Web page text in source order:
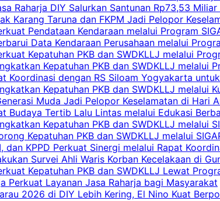
Raharja DIY Salurkan Santunan Rp73,53
Karang Taruna dan FKPM Jadi Pelopor
Pendataan Kendaraan melalui Program
Data Kendaraan Perusahaan melalui
Kepatuhan PKB dan SWDKLLJ melalui
Kepatuhan PKB dan SWDKLLJ melalui
Koordinasi dengan RS Siloam Yogyakarta
Kepatuhan PKB dan SWDKLLJ melalui
Muda Jadi Pelopor Keselamatan di Hari
Budaya Tertib Lalu Lintas melalui Edukasi
Kepatuhan PKB dan SWDKLLJ melalui
Kepatuhan PKB dan SWDKLLJ melalui
dan KPPD Perkuat Sinergi melalui Rapat
Survei Ahli Waris Korban Kecelakaan di
Kepatuhan PKB dan SWDKLLJ Lewat
Perkuat Layanan Jasa Raharja bagi Masyarakat
2026 di DIY Lebih Kering, El Nino Kuat